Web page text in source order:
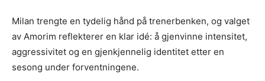
Milan trengte en tydelig hånd på trenerbenken, og valget
av Amorim reflekterer en klar idé: å gjenvinne intensitet,
aggressivitet og en gjenkjennelig identitet etter en
sesong under forventningene.